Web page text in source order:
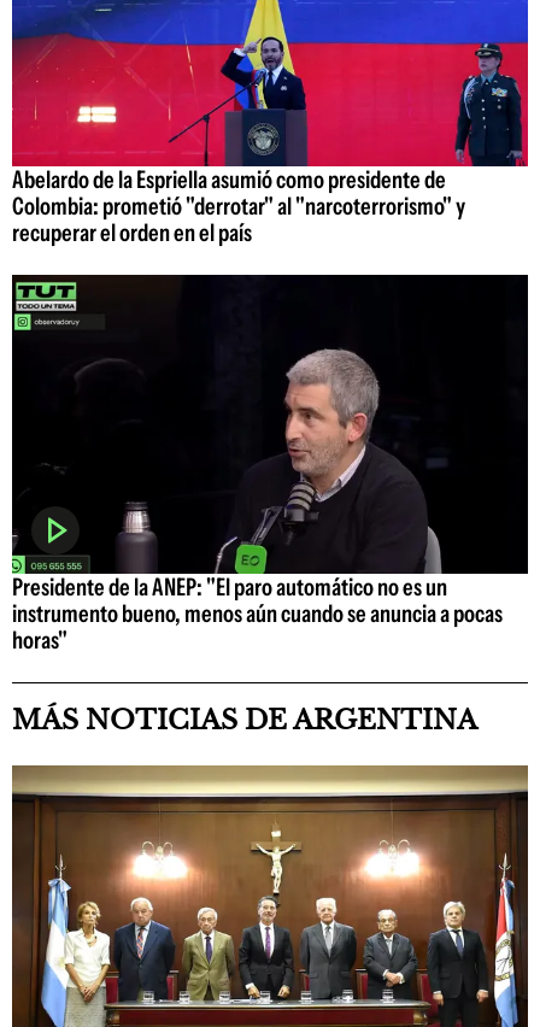
Abelardo de la Espriella asumió como presidente de
Colombia: prometió "derrotar" al "narcoterrorismo" y
recuperar el orden en el país
Presidente de la ANEP: "El paro automático no es un
instrumento bueno, menos aún cuando se anuncia a pocas
horas"
MÁS NOTICIAS DE ARGENTINA